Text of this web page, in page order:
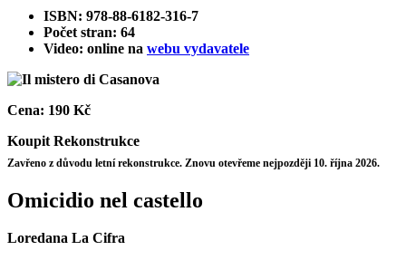
ISBN: 978-88-6182-316-7
Počet stran: 64
Video: online na webu vydavatele
Cena: 190 Kč
Koupit Rekonstrukce
Zavřeno z důvodu letní rekonstrukce. Znovu otevřeme nejpozději 10. října 2026.
Omicidio nel castello
Loredana La Cifra